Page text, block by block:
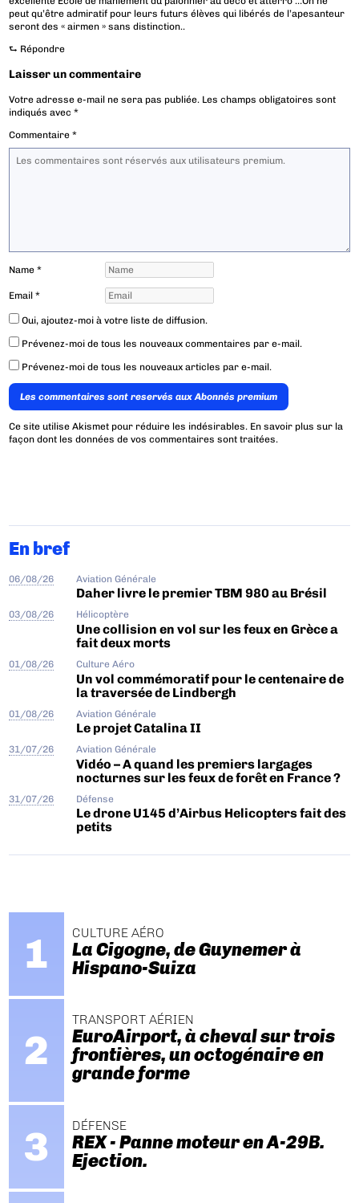
peut qu’être admiratif pour leurs futurs élèves qui libérés de l’apesanteur
seront des « airmen » sans distinction..
⮑ Répondre
Laisser un commentaire
Votre adresse e-mail ne sera pas publiée. Les champs obligatoires sont
indiqués avec*
Commentaire*
Name*
Email*
Oui, ajoutez-moi à votre liste de diffusion.
Prévenez-moi de tous les nouveaux commentaires par e-mail.
Prévenez-moi de tous les nouveaux articles par e-mail.
Les commentaires sont reservés aux Abonnés premium
Ce site utilise Akismet pour réduire les indésirables. En savoir plus sur la
façon dont les données de vos commentaires sont traitées.
En bref
06/08/26 Aviation Générale
Daher livre le premier TBM 980 au Brésil
03/08/26 Hélicoptère
Une collision en vol sur les feux en Grèce a
fait deux morts
01/08/26 Culture Aéro
Un vol commémoratif pour le centenaire de
la traversée de Lindbergh
01/08/26 Aviation Générale
Le projet Catalina II
31/07/26 Aviation Générale
Vidéo – A quand les premiers largages
nocturnes sur les feux de forêt en France ?
31/07/26 Défense
Le drone U145 d’Airbus Helicopters fait des
petits
CULTURE AÉRO
La Cigogne, de Guynemer à
Hispano-Suiza
TRANSPORT AÉRIEN
EuroAirport, à cheval sur trois
frontières, un octogénaire en
grande forme
DÉFENSE
REX - Panne moteur en A-29B.
Ejection.